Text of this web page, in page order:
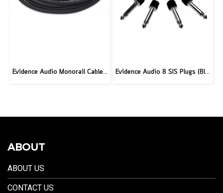
Evidence Audio Monorail Cable - Classic Black (1ft.) (30 cm.) Evidence Audio 8 SIS Plugs (Black Angled) and 5’ Burgundy Cable
ABOUT
ABOUT US
CONTACT US